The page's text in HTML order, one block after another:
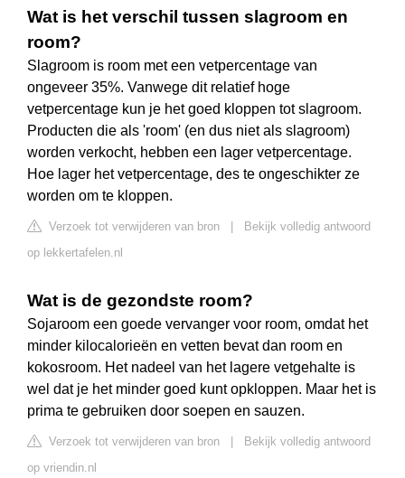
Wat is het verschil tussen slagroom en
room?
Slagroom is room met een vetpercentage van
ongeveer 35%. Vanwege dit relatief hoge
vetpercentage kun je het goed kloppen tot slagroom.
Producten die als 'room' (en dus niet als slagroom)
worden verkocht, hebben een lager vetpercentage.
Hoe lager het vetpercentage, des te ongeschikter ze
worden om te kloppen.
Verzoek tot verwijderen van bron
Bekijk volledig antwoord
op lekkertafelen.nl
Wat is de gezondste room?
Sojaroom een goede vervanger voor room, omdat het
minder kilocalorieën en vetten bevat dan room en
kokosroom. Het nadeel van het lagere vetgehalte is
wel dat je het minder goed kunt opkloppen. Maar het is
prima te gebruiken door soepen en sauzen.
Verzoek tot verwijderen van bron
Bekijk volledig antwoord
op vriendin.nl